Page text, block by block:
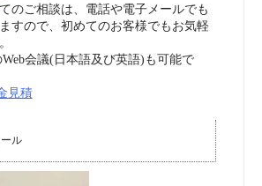
のご相談は、電話や電子メールでも
すので、初めてのお客様でもお気軽
会議(日本語及び英語)も可能で
見積
ル